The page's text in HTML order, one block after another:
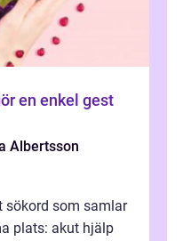
Albertsson
sökord som samlar
plats: akut hjälp